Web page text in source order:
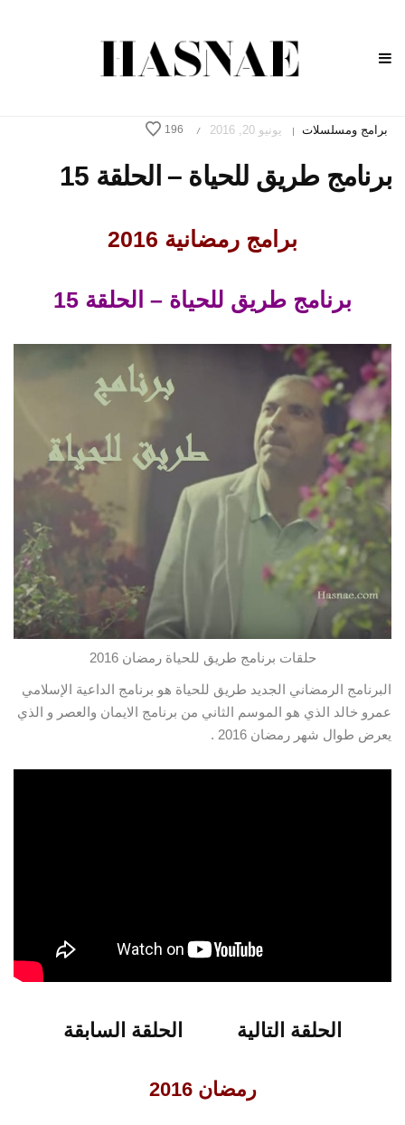
برامج ومسلسلات | يونيو 20, 2016 /
196
برنامج طريق للحياة – الحلقة 15
برامج رمضانية 2016
برنامج طريق للحياة – الحلقة 15
حلقات برنامج طريق للحياة رمضان 2016
البرنامج الرمضاني الجديد طريق للحياة هو برنامج الداعية الإسلامي
عمرو خالد الذي هو الموسم الثاني من برنامج الايمان والعصر و الذي
يعرض طوال شهر رمضان 2016 .
الحلقة التالية الحلقة السابقة
رمضان 2016